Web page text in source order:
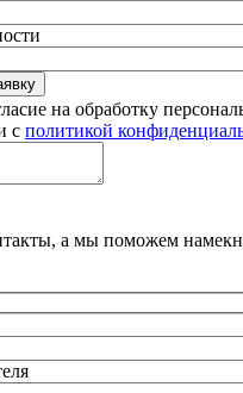
на обработку
с политикой
а мы поможем